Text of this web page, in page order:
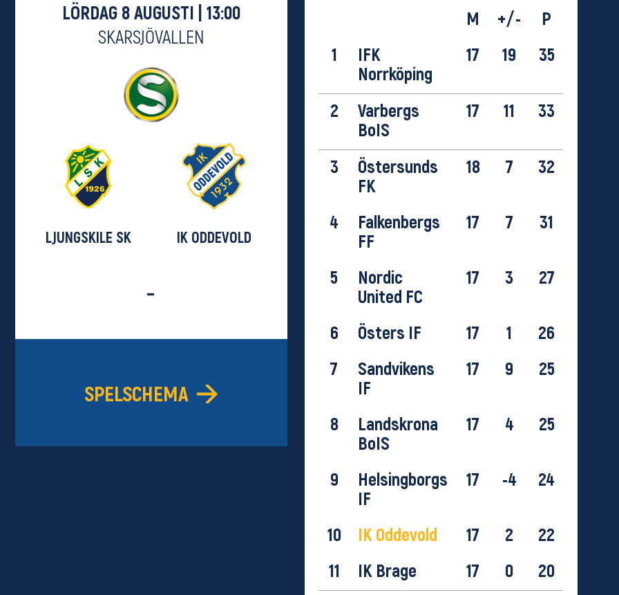
LÖRDAG 8 AUGUSTI | 13:00
SKARSJÖVALLEN
LJUNGSKILE SK IK ODDEVOLD
-
SPELSCHEMA
M +/-
P
1
IFK
Norrköping
17 19 35
2
Varbergs
BoIS
17 11 33
3
Östersunds
FK
18 7 32
4
Falkenbergs
FF
17 7 31
5
Nordic
United FC
17 3 27
6 Östers IF 17 1
26
7
Sandvikens
IF
17 9 25
8
Landskrona
BoIS
17 4 25
9
Helsingborgs
IF
17 -4 24
10 IK Oddevold 17 2
22
11
IK Brage 17 0
20